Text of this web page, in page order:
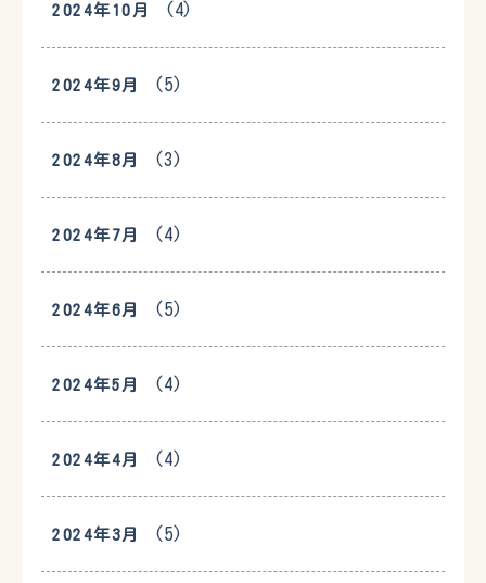
2024年10月 (4)
2024年9月 (5)
2024年8月 (3)
2024年7月 (4)
2024年6月 (5)
2024年5月 (4)
2024年4月 (4)
2024年3月 (5)